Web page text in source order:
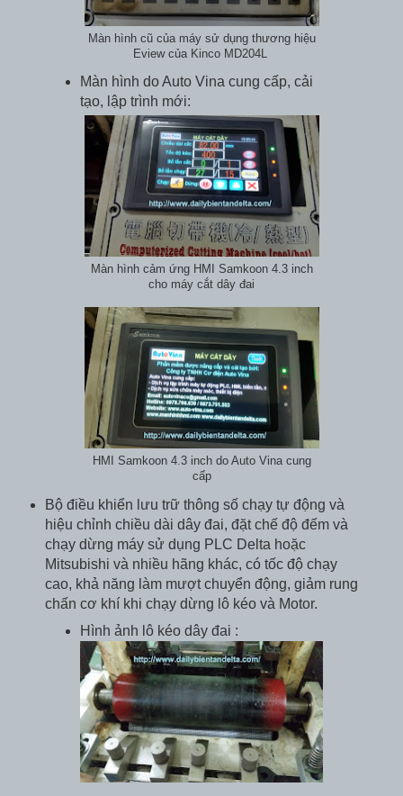
Màn hình cũ của máy sử dụng thương hiệu
Eview của Kinco MD204L
Màn hình do Auto Vina cung cấp, cải
tạo, lập trình mới:
Màn hình cảm ứng HMI Samkoon 4.3 inch
cho máy cắt dây đai
HMI Samkoon 4.3 inch do Auto Vina cung
cấp
Bộ điều khiển lưu trữ thông số chạy tự động và
hiệu chỉnh chiều dài dây đai, đặt chế độ đếm và
chạy dừng máy sử dụng PLC Delta hoặc
Mitsubishi và nhiều hãng khác, có tốc độ chạy
cao, khả năng làm mượt chuyển động, giảm rung
chấn cơ khí khi chạy dừng lô kéo và Motor.
Hình ảnh lô kéo dây đai :